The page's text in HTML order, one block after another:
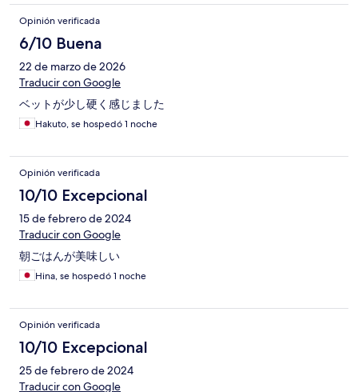
Opinión verificada
6/10 Buena
22 de marzo de 2026
Traducir con Google
ベットが少し硬く感じました
Hakuto, se hospedó 1 noche
Opinión verificada
10/10 Excepcional
15 de febrero de 2024
Traducir con Google
朝ごはんが美味しい
Hina, se hospedó 1 noche
Opinión verificada
10/10 Excepcional
25 de febrero de 2024
Traducir con Google